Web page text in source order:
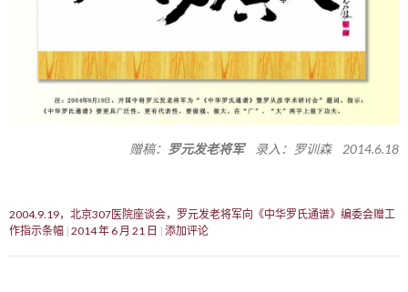
赠稿： 罗元发老将军录入：罗训森 2014.6.18
2004.9.19，北京307医院座谈会，罗元发老将军向《中华罗氏通谱》编委会赠工
作指示条幅 2014 年 6 月 21 日 添加评论